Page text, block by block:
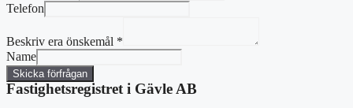
Telefon
Beskriv era önskemål *
Name
Skicka förfrågan
Fastighetsregistret i Gävle AB